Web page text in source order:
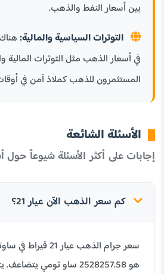
بين أسعار النفط والذهب.
التوترات السياسية والمالية:
في أسعار الذهب مثل التوترات المالية
المستثمرون للذهب كملاذ آمن في
الأسئلة الشائعة
إجابات على أكثر الأسئلة شيوعاً
كم سعر الذهب الآن عيار 21؟
سعر جرام الذهب عيار
هو 2528257.58 ساو تومي